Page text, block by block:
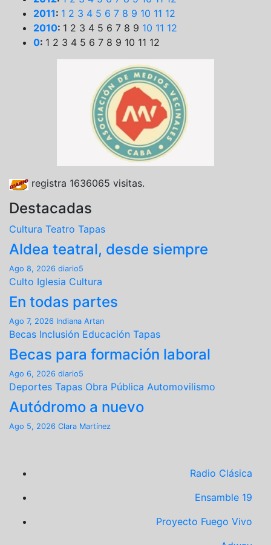
2011: 1 2 3 4 5 6 7 8 9 10 11 12
2010: 1 2 3 4 5 6 7 8 9 10 11 12
0: 1 2 3 4 5 6 7 8 9 10 11 12
registra 1636065 visitas.
Destacadas
Cultura Teatro Tapas
Aldea teatral, desde siempre
Ago 8, 2026 diario5
Culto Iglesia Cultura
En todas partes
Ago 7, 2026 Indiana Artan
Becas Inclusión Educación Tapas
Becas para formación laboral
Ago 6, 2026 diario5
Deportes Tapas Obra Pública Automovilismo
Autódromo a nuevo
Ago 5, 2026 Clara Martínez
Radio Clásica
Ensamble 19
Proyecto Fuego Vivo